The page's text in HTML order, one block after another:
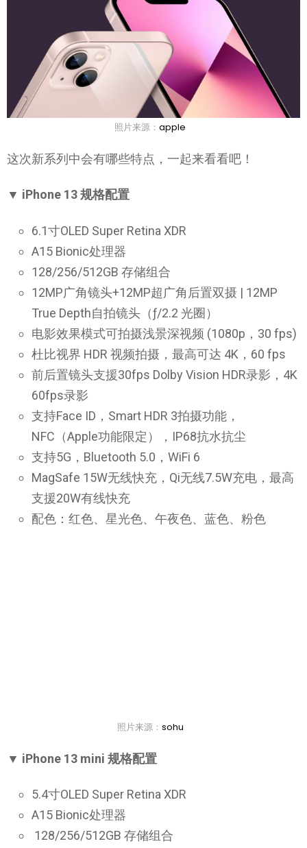
照片来源： apple
这次新系列中会有哪些特点，一起来看看吧！
▼ iPhone 13 规格配置
6.1寸OLED Super Retina XDR
A15 Bionic处理器
128/256/512GB 存储组合
12MP广角镜头+12MP超广角后置双摄 | 12MP
True Depth自拍镜头（ƒ/2.2 光圈）
电影效果模式可拍摄浅景深视频 (1080p，30 fps)
杜比视界 HDR 视频拍摄，最高可达 4K，60 fps
前后置镜头支援30fps Dolby Vision HDR录影，4K
60fps录影
支持Face ID，Smart HDR 3拍摄功能，
NFC（Apple功能限定），IP68抗水抗尘
支持5G，Bluetooth 5.0，WiFi 6
MagSafe 15W无线快充，Qi无线7.5W充电，最高
支援20W有线快充
配色：红色、星光色、午夜色、蓝色、粉色
照片来源： sohu
▼ iPhone 13 mini 规格配置
5.4寸OLED Super Retina XDR
A15 Bionic处理器
128/256/512GB 存储组合